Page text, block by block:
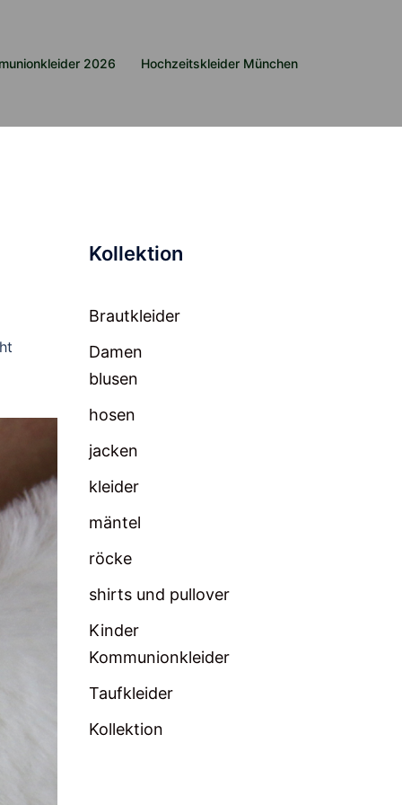
2026 Hochzeitskleider München
Kollektion
Brautkleider
Damen
blusen
hosen
jacken
kleider
mäntel
röcke
shirts und pullover
Kinder
Kommunionkleider
Taufkleider
Kollektion